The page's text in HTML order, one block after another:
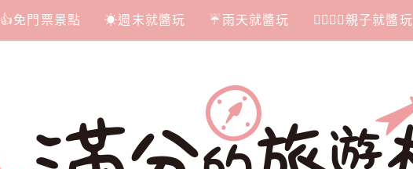
👍免門票景點 ☀週末就醬玩 ☔雨天就醬玩 👩‍❤‍💋‍👨親子就醬玩